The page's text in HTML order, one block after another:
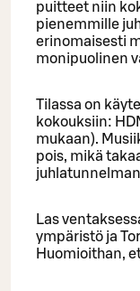
puitteet niin
pienemmille
erinomaisesti
monipuolinen
Tilassa on
kokouksiin:
mukaan).
pois, mikä
Las
ympäristö ja
Huomioithan,